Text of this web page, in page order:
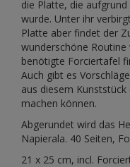
die Platte, die
wurde. Unter ihr
Platte aber findet der
wunderschöne
benötigte Forciertafel
Auch gibt es
aus diesem
machen können.
Abgerundet wird das
Napierala. 40 Seiten,
21 x 25 cm, incl.